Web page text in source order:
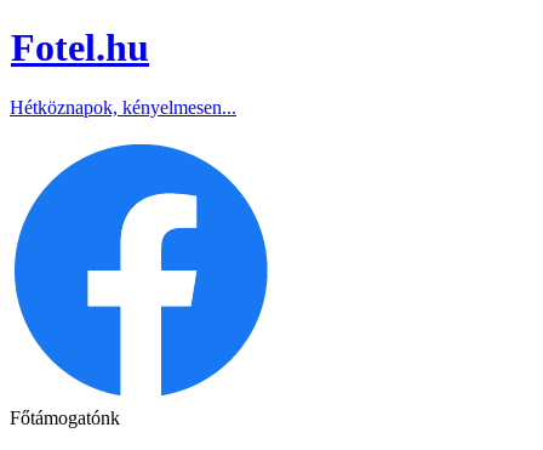
Fotel.hu
Hétköznapok, kényelmesen...
Főtámogatónk